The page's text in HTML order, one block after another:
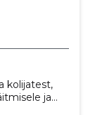
kolijatest,
ja